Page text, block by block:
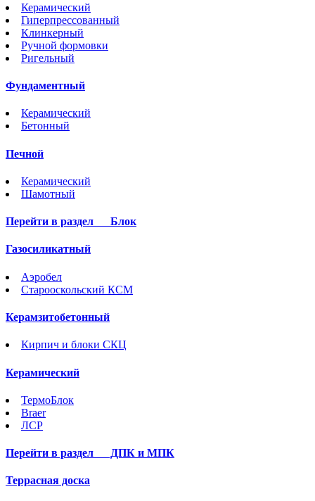
Керамический
Гиперпрессованный
Клинкерный
Ручной формовки
Ригельный
Фундаментный
Керамический
Бетонный
Печной
Керамический
Шамотный
Перейти в раздел Блок
Газосиликатный
Аэробел
Старооскольский КСМ
Керамзитобетонный
Кирпич и блоки СКЦ
Керамический
ТермоБлок
Braer
ЛСР
Перейти в раздел ДПК и МПК
Террасная доска